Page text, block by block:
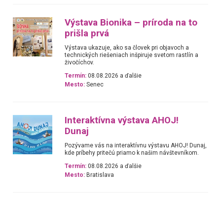
Výstava Bionika – príroda na to
prišla prvá
Výstava ukazuje, ako sa človek pri objavoch a
technických riešeniach inšpiruje svetom rastlín a
živočíchov.
Termín: 08.08.2026 a ďalšie
Mesto: Senec
Interaktívna výstava AHOJ!
Dunaj
Pozývame vás na interaktívnu výstavu AHOJ! Dunaj,
kde príbehy pritečú priamo k našim návštevníkom.
Termín: 08.08.2026 a ďalšie
Mesto: Bratislava